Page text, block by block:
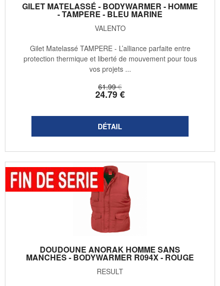
GILET MATELASSÉ - BODYWARMER - HOMME
- TAMPERE - BLEU MARINE
VALENTO
61.99 €
24.79€
Gilet Matelassé TAMPERE - L’alliance parfaite entre
protection thermique et liberté de mouvement pour tous
vos projets ...
DOUDOUNE ANORAK HOMME SANS
MANCHES - BODYWARMER R094X - ROUGE
RESULT